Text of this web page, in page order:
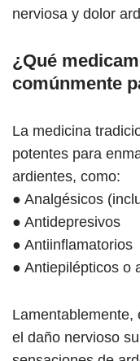
nerviosa y dolor
¿Qué
comúnmente
La medicina
potentes para
ardientes, como:
● Analgésicos
● Antidepresivos
● Antiinflamatorios
● Antiepilépticos o
Lamentablemente,
el daño nervioso